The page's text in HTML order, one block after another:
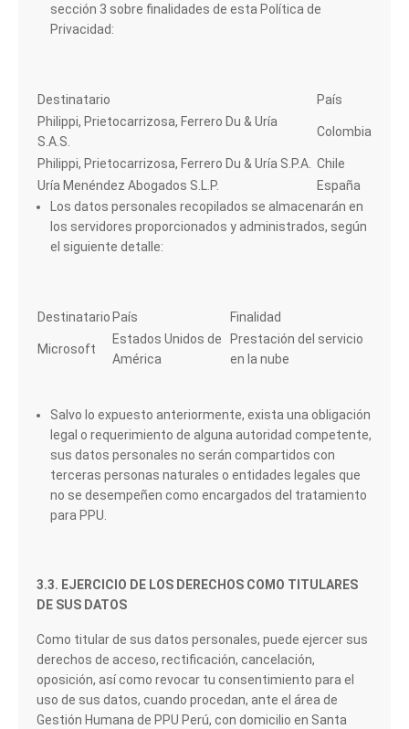
sección 3 sobre finalidades de esta Política de
Privacidad:
Destinatario
País
Philippi, Prietocarrizosa, Ferrero Du & Uría
S.A.S.
Colombia
Philippi, Prietocarrizosa, Ferrero Du & Uría S.P.A. Chile
Uría Menéndez Abogados S.L.P.
España
Los datos personales recopilados se almacenarán en
los servidores proporcionados y administrados, según
el siguiente detalle:
Destinatario País Finalidad
Microsoft
Estados Unidos de
América
Prestación del servicio
en la nube
Salvo lo expuesto anteriormente, exista una obligación
legal o requerimiento de alguna autoridad competente,
sus datos personales no serán compartidos con
terceras personas naturales o entidades legales que
no se desempeñen como encargados del tratamiento
para PPU.
3.3. EJERCICIO DE LOS DERECHOS COMO TITULARES
DE SUS DATOS
Como titular de sus datos personales, puede ejercer sus
derechos de acceso, rectificación, cancelación,
oposición, así como revocar tu consentimiento para el
uso de sus datos, cuando procedan, ante el área de
Gestión Humana de PPU Perú, con domicilio en Santa